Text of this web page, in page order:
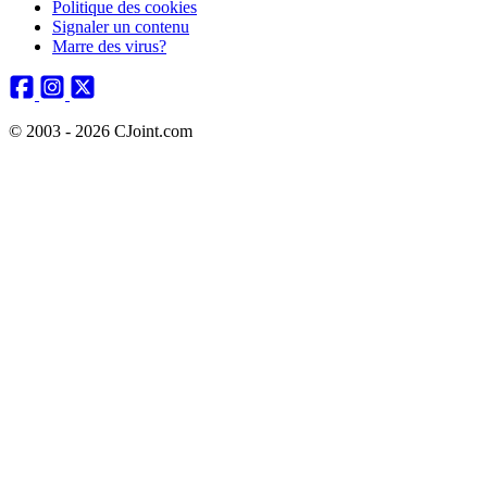
Politique des cookies
Signaler un contenu
Marre des virus?
© 2003 - 2026 CJoint.com